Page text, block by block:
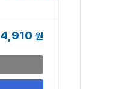
4,910 원